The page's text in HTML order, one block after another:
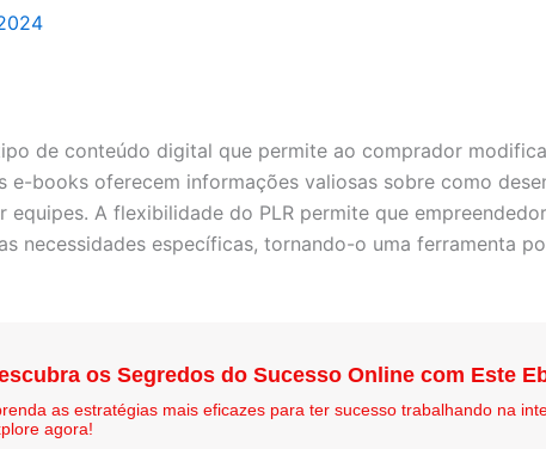
de conteúdo digital que permite ao comprador
e-books oferecem informações valiosas sobre como
A flexibilidade do PLR permite que
necessidades específicas, tornando-o uma ferramenta
os Segredos do Sucesso Online com Este
as estratégias mais eficazes para ter sucesso trabalhando na
agora!